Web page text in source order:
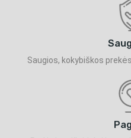
Saugios, kokybiškos